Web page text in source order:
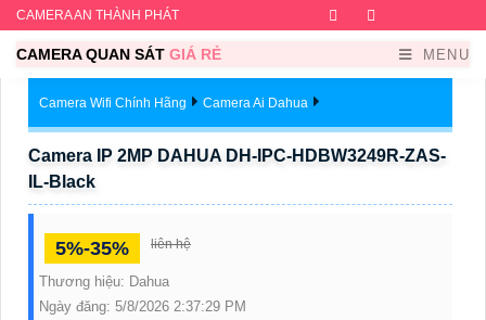
CAMERA AN THÀNH PHÁT Facebook
CAMERA QUAN SÁT GIÁ RẺ MENU
Camera Wifi Chính Hãng Camera Ai Dahua
Camera IP 2MP DAHUA DH-IPC-HDBW3249R-ZAS-
IL-Black
5%-35% liên hệ
Thương hiệu: Dahua
Ngày đăng: 5/8/2026 2:37:29 PM